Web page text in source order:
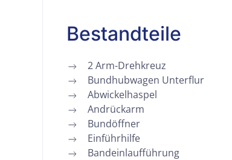
Bestandteile
2 Arm-Drehkreuz
Bundhubwagen Unterflur
Abwickelhaspel
Andrückarm
Bundöffner
Einführhilfe
Bandeinlaufführung